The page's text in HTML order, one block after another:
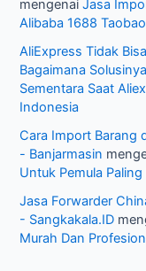
mengenaiJasa
Alibaba 1688
AliExpress Tidak
Bagaimana
Sementara Saat
Indonesia
Cara Import Barang
- Banjarmasin
Untuk Pemula
Jasa Forwarder
- Sangkakala.ID
Murah Dan